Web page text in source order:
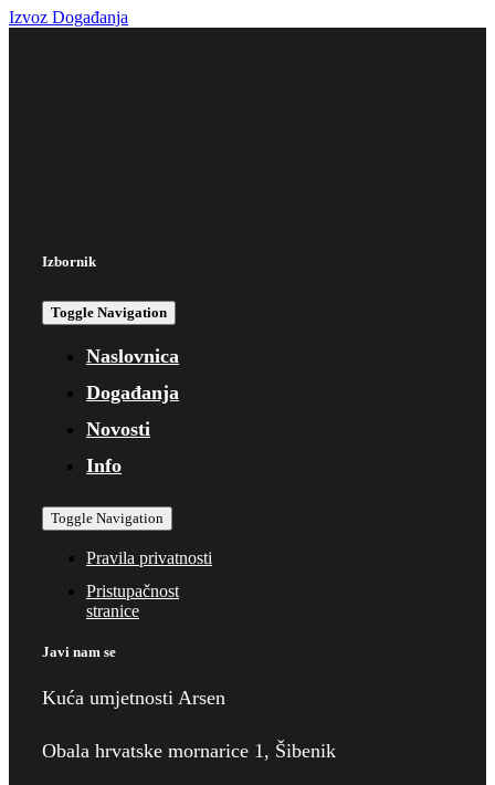
Izvoz Događanja
Izbornik
Toggle Navigation
Naslovnica
Događanja
Novosti
Info
Toggle Navigation
Pravila privatnosti
Pristupačnost
stranice
Javi nam se
Kuća umjetnosti Arsen
Obala hrvatske mornarice 1, Šibenik